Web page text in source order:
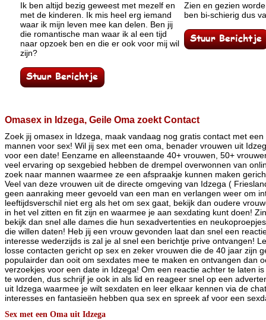
Ik ben altijd bezig geweest met mezelf en
met de kinderen. Ik mis heel erg iemand
waar ik mijn leven mee kan delen. Ben jij
die romantische man waar ik al een tijd
naar opzoek ben en die er ook voor mij wil
zijn?
Zien en gezien
ben bi-schierig dus
Omasex in Idzega, Geile Oma zoekt Contact
Zoek jij omasex in Idzega, maak vandaag nog gratis contact met
mannen voor sex! Wil jij sex met een oma, benader vrouwen uit
voor een date! Eenzame en alleenstaande 40+ vrouwen, 50+
veel ervaring op sexgebied hebben de drempel overwonnen van
zoek naar mannen waarmee ze een afspraakje kunnen maken
Veel van deze vrouwen uit de directe omgeving van Idzega (
geen aanraking meer gevoeld van een man en verlangen weer om
leeftijdsverschil niet erg als het om sex gaat, bekijk dan oudere
in het vel zitten en fit zijn en waarmee je aan sexdating kunt doen!
bekijk dan snel alle dames die hun sexadvertenties en
die willen daten! Heb jij een vrouw gevonden laat dan snel een
interesse wederzijds is zal je al snel een berichtje prive ontvangen!
losse contacten gericht op sex en zeker vrouwen die de 40 jaar zijn
populairder dan ooit om sexdates mee te maken en ontvangen dan
verzoekjes voor een date in Idzega! Om een reactie achter te laten
te worden, dus schrijf je ook in als lid en reageer snel op een
uit Idzega waarmee je wilt sexdaten en leer elkaar kennen via de
interesses en fantasieën hebben qua sex en spreek af voor een
Sex met een Oma uit Idzega